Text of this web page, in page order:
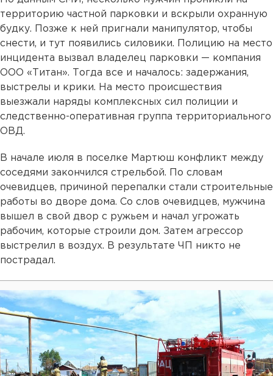
территорию частной парковки и вскрыли охранную
будку. Позже к ней пригнали манипулятор, чтобы
снести, и тут появились силовики. Полицию на место
инцидента вызвал владелец парковки — компания
ООО «Титан». Тогда все и началось: задержания,
выстрелы и крики. На место происшествия
выезжали наряды комплексных сил полиции и
следственно-оперативная группа территориального
ОВД.
В начале июля в поселке Мартюш конфликт между
соседями закончился стрельбой. По словам
очевидцев, причиной перепалки стали строительные
работы во дворе дома. Со слов очевидцев, мужчина
вышел в свой двор с ружьем и начал угрожать
рабочим, которые строили дом. Затем агрессор
выстрелил в воздух. В результате ЧП никто не
пострадал.